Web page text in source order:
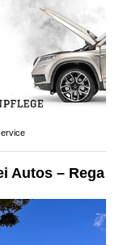
Autos – Rega